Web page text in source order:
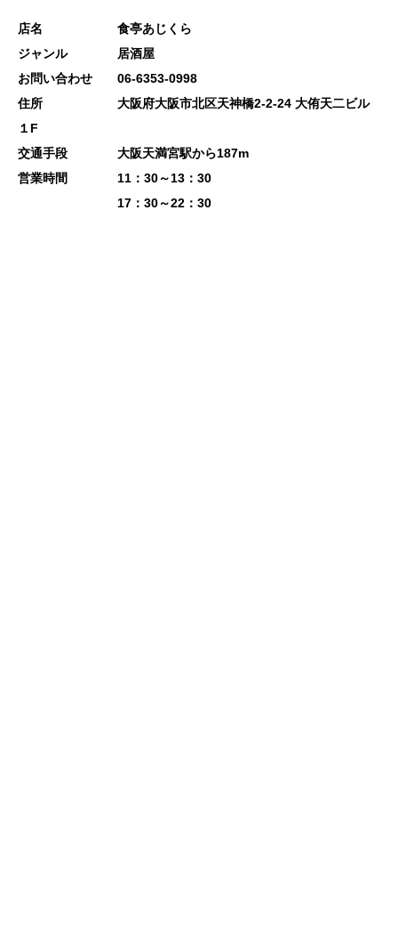
店名 食亭あじくら
ジャンル 居酒屋
お問い合わせ 06-6353-0998
住所 大阪府大阪市北区天神橋2-2-24 大侑天二ビル
１F
交通手段 大阪天満宮駅から187m
営業時間 11：30～13：30
17：30～22：30